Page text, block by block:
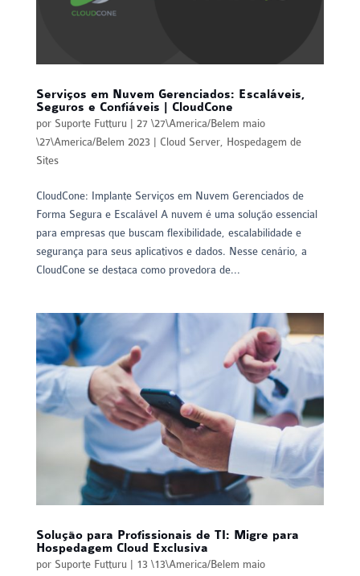
Serviços em Nuvem Gerenciados: Escaláveis,
Seguros e Confiáveis | CloudCone
por Suporte Futturu | 27 \27\America/Belem maio
\27\America/Belem 2023 | Cloud Server, Hospedagem de
Sites
CloudCone: Implante Serviços em Nuvem Gerenciados de
Forma Segura e Escalável A nuvem é uma solução essencial
para empresas que buscam flexibilidade, escalabilidade e
segurança para seus aplicativos e dados. Nesse cenário, a
CloudCone se destaca como provedora de...
Solução para Profissionais de TI: Migre para
Hospedagem Cloud Exclusiva
por Suporte Futturu| 13 \13\America/Belem maio